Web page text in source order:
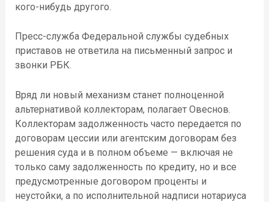
кого-нибудь другого.
Пресс-служба Федеральной службы судебных
приставов не ответила на письменный запрос и
звонки РБК.​​
Вряд ли новый механизм станет полноценной
альтернативой коллекторам, полагает Овеснов.
Коллекторам задолженность часто передается по
договорам цессии или агентским договорам без
решения суда и в полном объеме — включая не
только саму задолженность по кредиту, но и все
предусмотренные договором проценты и
неустойки, а по исполнительной надписи нотариуса